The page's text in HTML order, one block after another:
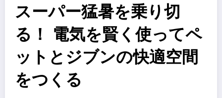
スーパー猛暑を乗り切
る！ 電気を賢く使ってペ
ットとジブンの快適空間
をつくる